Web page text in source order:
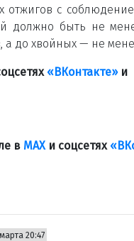
отжигов с
должно быть не
а до хвойных — не
«ВКонтакте»и
в МАХ и соцсетях
20:47